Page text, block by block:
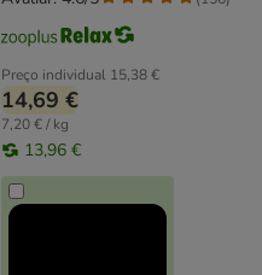
Preço individual 15,38 €
14,69 €
7,20 € / kg
13,96 €